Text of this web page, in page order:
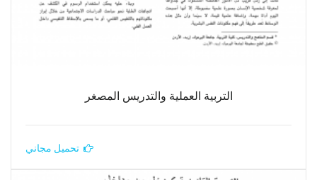
التربية العملية والتدريس المصغر
تحميل مجاني